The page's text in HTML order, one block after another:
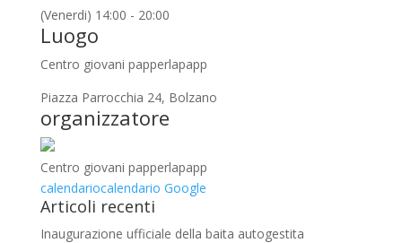
(Venerdi) 14:00 - 20:00
Luogo
Centro giovani papperlapapp
Piazza Parrocchia 24, Bolzano
organizzatore
Centro giovani papperlapapp
calendariocalendario Google
Articoli recenti
Inaugurazione ufficiale della baita autogestita